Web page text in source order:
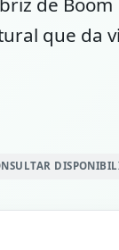
que da